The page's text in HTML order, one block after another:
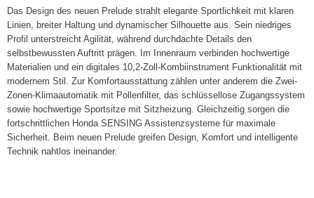
Das Design des neuen Prelude strahlt elegante Sportlichkeit mit klaren
Linien, breiter Haltung und dynamischer Silhouette aus. Sein niedriges
Profil unterstreicht Agilität, während durchdachte Details den
selbstbewussten Auftritt prägen. Im Innenraum verbinden hochwertige
Materialien und ein digitales 10,2-Zoll-Kombiinstrument Funktionalität mit
modernem Stil. Zur Komfortausstattung zählen unter anderem die Zwei-
Zonen-Klimaautomatik mit Pollenfilter, das schlüssellose Zugangssystem
sowie hochwertige Sportsitze mit Sitzheizung. Gleichzeitig sorgen die
fortschrittlichen Honda SENSING Assistenzsysteme für maximale
Sicherheit. Beim neuen Prelude greifen Design, Komfort und intelligente
Technik nahtlos ineinander.